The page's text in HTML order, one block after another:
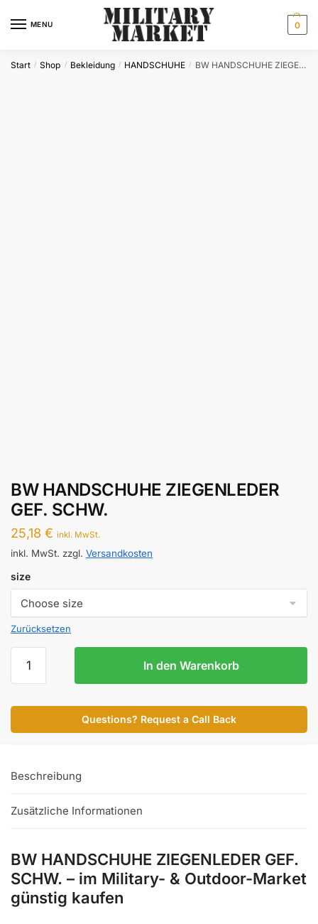
MENU 0
Start / Shop / Bekleidung / HANDSCHUHE / BW HANDSCHUHE ZIEGENLEDER GEF. SCHW.
BW HANDSCHUHE ZIEGENLEDER
GEF. SCHW.
25,18 € inkl. MwSt.
inkl. MwSt. zzgl. Versandkosten
size
Zurücksetzen
HANDSCHUHE
ZIEGENLEDER
GEF.
In den Warenkorb
Questions? Request a Call Back
Beschreibung
Zusätzliche Informationen
BW HANDSCHUHE ZIEGENLEDER GEF.
SCHW. – im Military- & Outdoor-Market
günstig kaufen